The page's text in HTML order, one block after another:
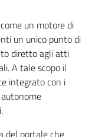
un motore di
un unico punto di
diretto agli atti
A tale scopo il
integrato con i
del portale che